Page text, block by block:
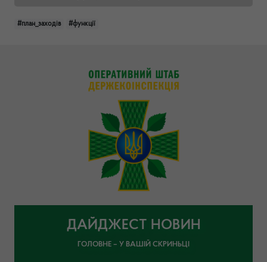
#план_заходів #функції
ДАЙДЖЕСТ НОВИН
ГОЛОВНЕ – У ВАШІЙ СКРИНЬЦІ